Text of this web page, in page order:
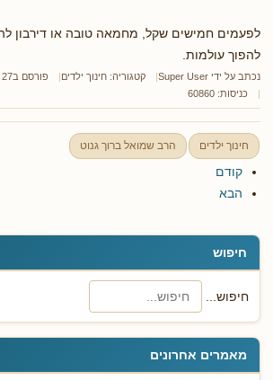
חיפוש
חיפוש...
מאמרים אחרונים
לפעמים חמישים שקל, מחמאה טובה או דירבון
להפוך עולמות.
נכתב על ידי Super User קטגוריה: חינוך ילדים
פורסם ב27 אוגוסט 2020
כניסות: 60860
חינוך ילדים הרב שמואל ברוך גנוט
קודם
הבא